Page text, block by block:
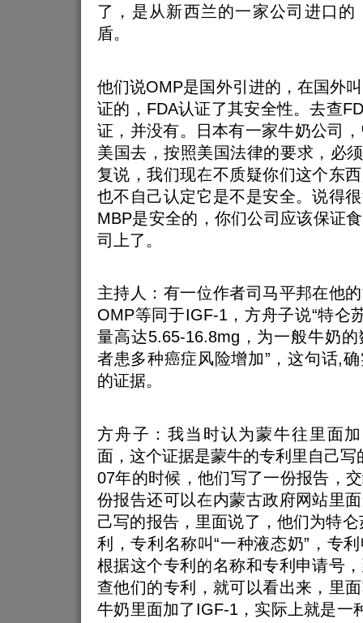
了，是从新西兰的一家公司进口的
盾。
他们说OMP是国外引进的，在国外
证的，FDA认证了其安全性。去查
证，并没有。日本有一家牛奶公司
美国去，按照美国法律的要求，必
复说，我们现在不质疑你们这个东
也不自己认定它是不是安全。说得
MBP是安全的，你们公司应该保证
司上了。
主持人：有一位作者司马平邦在他
OMP等同于IGF-1，方舟子说“特仑
量高达5.65-16.8mg，为一般牛奶
者患多种癌症风险增加”，这句话,
的证据。
方舟子：我当时认为蒙牛往里面
面，这个证据是蒙牛的专利里自己写
07年的时候，他们写了一份报告，
份报告还可以在内蒙古政府网站里
己写的报告，里面说了，他们为特
利，专利名称叫“一种液态奶”，专
根据这个专利的名称和专利申请号
查他们的专利，就可以看出来，里
牛奶里面加了IGF-1，实际上就是一